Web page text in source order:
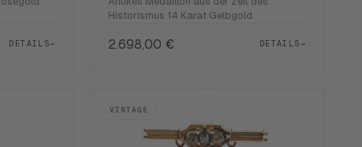
DETAILS→
Historismus 14 Karat Gelbgold
2.698,00 € DETAILS→
VINTAGE